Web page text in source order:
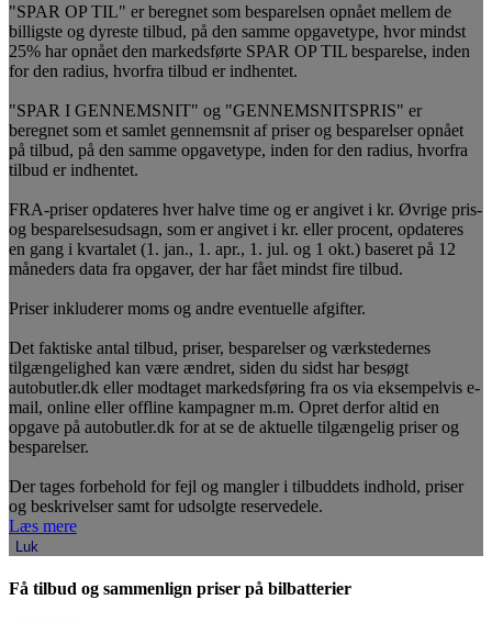
"SPAR OP TIL" er beregnet som besparelsen opnået mellem de
billigste og dyreste tilbud, på den samme opgavetype, hvor mindst
25% har opnået den markedsførte SPAR OP TIL besparelse, inden
for den radius, hvorfra tilbud er indhentet.
"SPAR I GENNEMSNIT" og "GENNEMSNITSPRIS" er
beregnet som et samlet gennemsnit af priser og besparelser opnået
på tilbud, på den samme opgavetype, inden for den radius, hvorfra
tilbud er indhentet.
FRA-priser opdateres hver halve time og er angivet i kr. Øvrige pris-
og besparelsesudsagn, som er angivet i kr. eller procent, opdateres
en gang i kvartalet (1. jan., 1. apr., 1. jul. og 1 okt.) baseret på 12
måneders data fra opgaver, der har fået mindst fire tilbud.
Priser inkluderer moms og andre eventuelle afgifter.
Det faktiske antal tilbud, priser, besparelser og værkstedernes
tilgængelighed kan være ændret, siden du sidst har besøgt
autobutler.dk eller modtaget markedsføring fra os via eksempelvis e-
mail, online eller offline kampagner m.m. Opret derfor altid en
opgave på autobutler.dk for at se de aktuelle tilgængelig priser og
besparelser.
Der tages forbehold for fejl og mangler i tilbuddets indhold, priser
og beskrivelser samt for udsolgte reservedele.
Læs mere
Luk
Få tilbud og sammenlign priser på bilbatterier